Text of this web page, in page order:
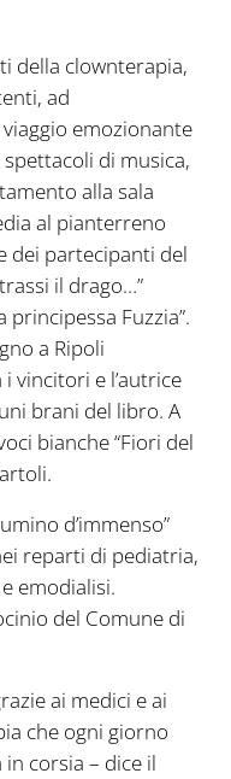
della clownterapia,
ad
emozionante
di musica,
alla sala
al pianterreno
dei partecipanti del
il drago…”
Fuzzia”.
a Ripoli
vincitori e l’autrice
brani del libro. A
bianche “Fiori del
d’immenso”
reparti di pediatria,
emodialisi.
del Comune di
ai medici e ai
che ogni giorno
corsia – dice il